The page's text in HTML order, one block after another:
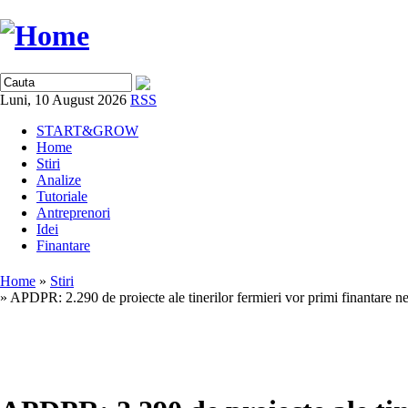
Luni, 10 August 2026 RSS
START&GROW
Home
Stiri
Analize
Tutoriale
Antreprenori
Idei
Finantare
Home » Stiri
» APDPR: 2.290 de proiecte ale tinerilor fermieri vor primi finantare